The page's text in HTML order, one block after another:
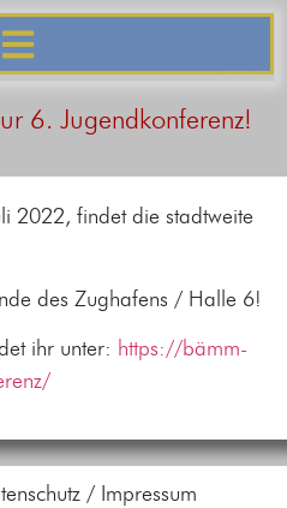
6. Jugendkonferenz!
2022, findet die stadtweite
des Zughafens / Halle 6!
ihr unter: https://bämm-
/ Impressum